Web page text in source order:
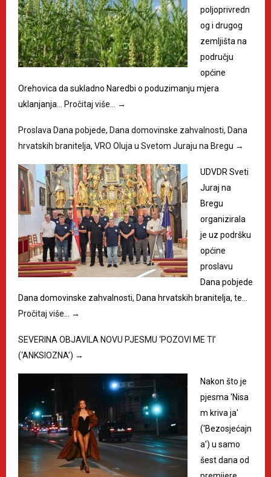
poljoprivredn
og i drugog
zemljišta na
području
općine
Orehovica da sukladno Naredbi o poduzimanju mjera
uklanjanja…
Pročitaj više… →
Proslava Dana pobjede, Dana domovinske zahvalnosti, Dana
hrvatskih branitelja, VRO Oluja u Svetom Juraju na Bregu →
UDVDR Sveti
Juraj na
Bregu
organizirala
je uz podršku
općine
proslavu
Dana pobjede
Dana domovinske zahvalnosti, Dana hrvatskih branitelja, te…
Pročitaj više…
→
SEVERINA OBJAVILA NOVU PJESMU ‘POZOVI ME TI’
(‘ANKSIOZNA’) →
Nakon što je
pjesma 'Nisa
m kriva ja'
('Bezosjećajn
a') u samo
šest dana od